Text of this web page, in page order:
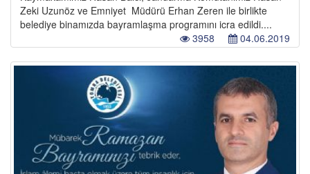
Zeki Uzunöz ve Emniyet Müdürü Erhan Zeren ile birlikte
belediye binamızda bayramlaşma programını icra edildi....
04.06.2019
3958